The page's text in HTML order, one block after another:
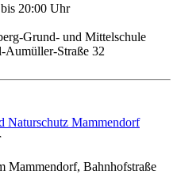
bis 20:00 Uhr
Grund- und Mittelschule
Aumüller-Straße 32
Naturschutz Mammendorf
Mammendorf, Bahnhofstraße